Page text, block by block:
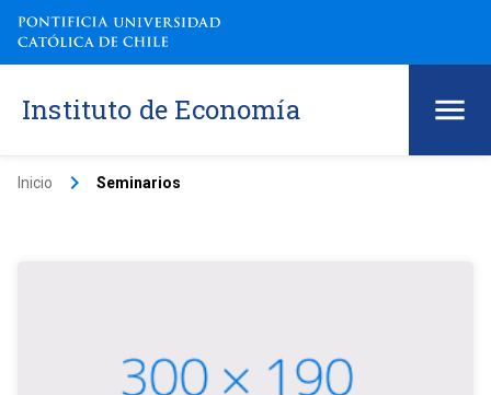
Instituto de Economía
Inicio keyboard_arrow_right Seminarios